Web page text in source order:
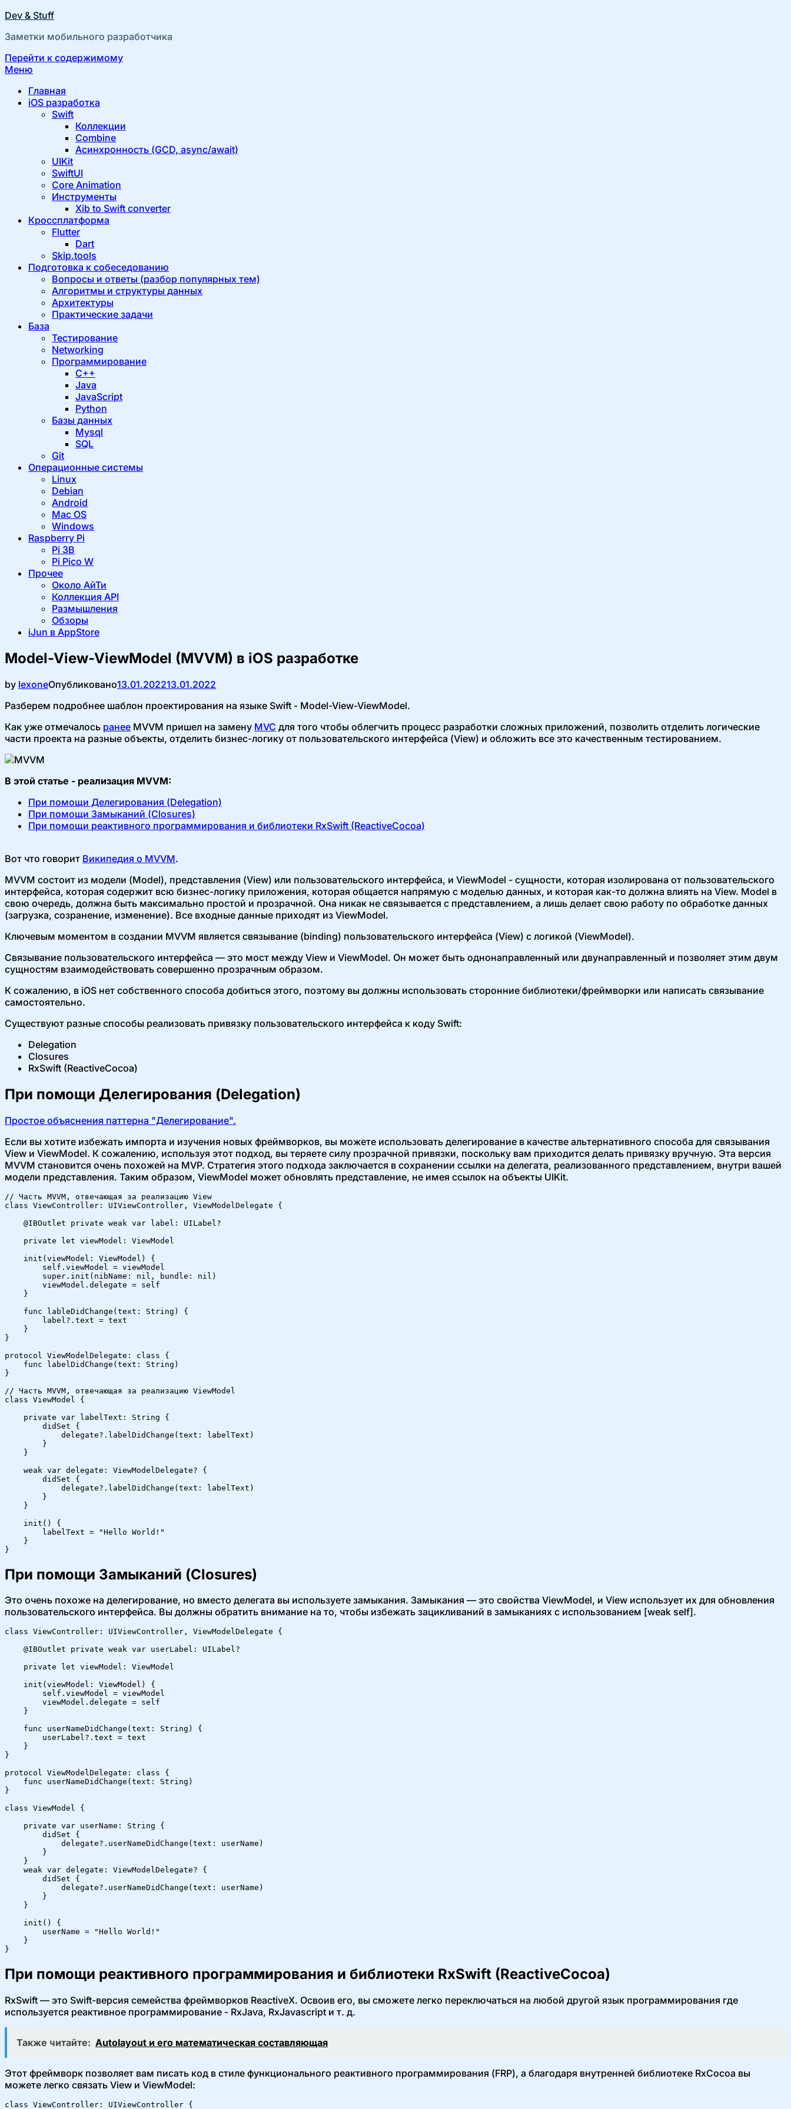
Dev & Stuff
Заметки мобильного разработчика
Перейти к содержимому
Меню
Главная
iOS разработка
Swift
Коллекции
Combine
Асинхронность (GCD, async/await)
UIKit
SwiftUI
Core Animation
Инструменты
Xib to Swift converter
Кроссплатформа
Flutter
Dart
Skip.tools
Подготовка к собеседованию
Вопросы и ответы (разбор популярных тем)
Алгоритмы и структуры данных
Архитектуры
Практические задачи
База
Тестирование
Networking
Программирование
C++
Java
JavaScript
Python
Базы данных
Mysql
SQL
Git
Операционные системы
Linux
Debian
Android
Mac OS
Windows
Raspberry Pi
Pi 3B
Pi Pico W
Прочее
Около АйТи
Коллекция API
Размышления
Обзоры
iJun в AppStore
Model-View-ViewModel (MVVM) в iOS разработке
by lexoneОпубликовано13.01.202213.01.2022
Разберем подробнее шаблон проектирования на языке Swift - Model-View-ViewModel.
Как уже отмечалось ранее MVVM пришел на замену MVC для того чтобы облегчить процесс разработки сложных приложений, позволить отделить логические
части проекта на разные объекты, отделить бизнес-логику от пользовательского интерфейса (View) и обложить все это качественным тестированием.
В этой статье - реализация MVVM:
При помощи Делегирования (Delegation)
При помощи Замыканий (Closures)
При помощи реактивного программирования и библиотеки RxSwift (ReactiveCocoa)
Вот что говорит Википедия о MVVM.
MVVM состоит из модели (Model), представления (View) или пользовательского интерфейса, и ViewModel - сущности, которая изолирована от пользовательского
интерфейса, которая содержит всю бизнес-логику приложения, которая общается напрямую с моделью данных, и которая как-то должна влиять на View. Model в
свою очередь, должна быть максимально простой и прозрачной. Она никак не связывается с представлением, а лишь делает свою работу по обработке данных
(загрузка, созранение, изменение). Все входные данные приходят из ViewModel.
Ключевым моментом в создании MVVM является связывание (binding) пользовательского интерфейса (View) с логикой (ViewModel).
Связывание пользовательского интерфейса — это мост между View и ViewModel. Он может быть однонаправленный или двунаправленный и позволяет этим двум
сущностям взаимодействовать совершенно прозрачным образом.
К сожалению, в iOS нет собственного способа добиться этого, поэтому вы должны использовать сторонние библиотеки/фреймворки или написать связывание
самостоятельно.
Существуют разные способы реализовать привязку пользовательского интерфейса к коду Swift:
Delegation
Closures
RxSwift (ReactiveCocoa)
При помощи Делегирования (Delegation)
Простое объяснения паттерна "Делегирование".
Если вы хотите избежать импорта и изучения новых фреймворков, вы можете использовать делегирование в качестве альтернативного способа для связывания
View и ViewModel. К сожалению, используя этот подход, вы теряете силу прозрачной привязки, поскольку вам приходится делать привязку вручную. Эта версия
MVVM становится очень похожей на MVP. Стратегия этого подхода заключается в сохранении ссылки на делегата, реализованного представлением, внутри вашей
модели представления. Таким образом, ViewModel может обновлять представление, не имея ссылок на объекты UIKit.
// Часть MVVM, отвечающая за реализацию View
class ViewController: UIViewController, ViewModelDelegate {
    @IBOutlet private weak var label: UILabel?
    private let viewModel: ViewModel
    init(viewModel: ViewModel) {
        self.viewModel = viewModel
        super.init(nibName: nil, bundle: nil)
        viewModel.delegate = self
    }
    func lableDidChange(text: String) {
        label?.text = text
    }
}
protocol ViewModelDelegate: class {
    func labelDidChange(text: String)
}
// Часть MVVM, отвечающая за реализацию ViewModel
class ViewModel {
    private var labelText: String {
        didSet {
            delegate?.labelDidChange(text: labelText)
        }
    }
    weak var delegate: ViewModelDelegate? {
        didSet {
            delegate?.labelDidChange(text: labelText)
        }
    }
    init() {
        labelText = "Hello World!"
    }
}
При помощи Замыканий (Closures)
Это очень похоже на делегирование, но вместо делегата вы используете замыкания. Замыкания — это свойства ViewModel, и View использует их для обновления
пользовательского интерфейса. Вы должны обратить внимание на то, чтобы избежать зацикливаний в замыканиях с использованием [weak self].
class ViewController: UIViewController, ViewModelDelegate {
    @IBOutlet private weak var userLabel: UILabel?
    private let viewModel: ViewModel
    init(viewModel: ViewModel) {
        self.viewModel = viewModel
        viewModel.delegate = self
    }
    func userNameDidChange(text: String) {
        userLabel?.text = text
    }
}
protocol ViewModelDelegate: class {
    func userNameDidChange(text: String)
}
class ViewModel {
    private var userName: String {
        didSet {
            delegate?.userNameDidChange(text: userName)
        }
    }
    weak var delegate: ViewModelDelegate? {
        didSet {
            delegate?.userNameDidChange(text: userName)
        }
    }
    init() {
        userName = "Hello World!"
    }
}
При помощи реактивного программирования и библиотеки RxSwift (ReactiveCocoa)
RxSwift — это Swift-версия семейства фреймворков ReactiveX. Освоив его, вы сможете легко переключаться на любой другой язык программирования где
используется реактивное программирование - RxJava, RxJavascript и т. д.
Также читайте: Autolayout и его математическая составляющая
Этот фреймворк позволяет вам писать код в стиле функционального реактивного программирования (FRP), а благодаря внутренней библиотеке RxCocoa вы
можете легко связать View и ViewModel:
class ViewController: UIViewController {